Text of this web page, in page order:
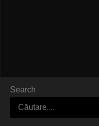
Search